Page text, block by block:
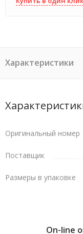
Характеристики
Оригинальный номер
Поставщик
Размеры в упаковке
On-line